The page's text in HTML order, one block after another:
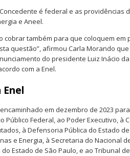
é federal e as providências
e Aneel.
cobrar também para que coloquem
questão”, afirmou Carla Morando
do presidente Luiz Inácio
com a Enel.
em dezembro de 2023
Público Federal, ao Poder Executivo, à
à Defensoria Pública do Estado
e Energia, à Secretaria do Nacional
do Estado de São Paulo, e ao Tribunal